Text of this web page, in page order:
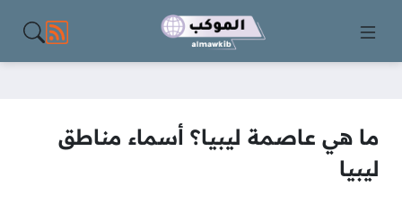
مواقع
ما هي عاصمة ليبيا؟ أسماء مناطق
ليبيا